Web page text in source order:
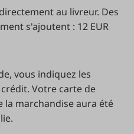
au livreur. Des
s'ajoutent : 12 EUR
vous indiquez les
Votre carte de
la marchandise aura été